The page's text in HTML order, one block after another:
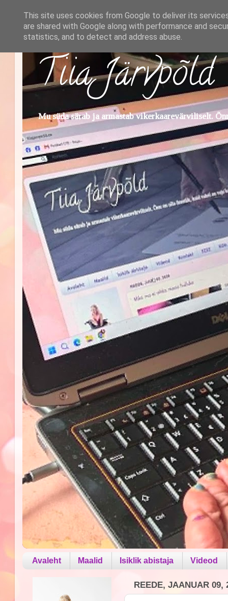
Tiia Järvpõld
Mu süda särab ja armastab vikerkaarevärviliselt.
Avaleht Maalid Isiklik abistaja Videod
REEDE, JAANUAR 09,
This site uses cookies from Google to deliver its
are shared with Google along with performance and
statistics, and to detect and address abuse.